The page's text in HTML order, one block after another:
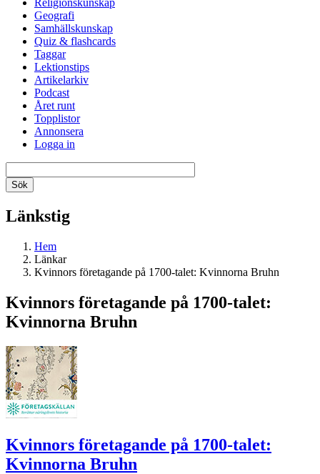
Religionskunskap
Geografi
Samhällskunskap
Quiz & flashcards
Taggar
Lektionstips
Artikelarkiv
Podcast
Året runt
Topplistor
Annonsera
Logga in
Länkstig
Hem
Länkar
Kvinnors företagande på 1700-talet: Kvinnorna Bruhn
Kvinnors företagande på 1700-talet:
Kvinnorna Bruhn
Kvinnors företagande på 1700-talet:
Kvinnorna Bruhn